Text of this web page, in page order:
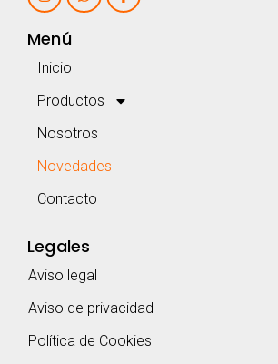
Menú
Inicio
Productos
Nosotros
Novedades
Contacto
Legales
Aviso legal
Aviso de privacidad
Política de Cookies